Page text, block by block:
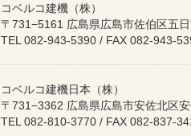
コベルコ建機（株）
〒731−5161 広島県広島市佐伯区五
TEL 082-943-5390 / FAX 082-943-
コベルコ建機日本（株）
〒731−3362 広島県広島市安佐北区
TEL 082-810-3770 / FAX 082-837-